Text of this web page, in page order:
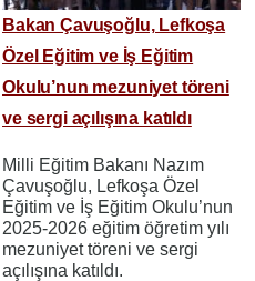
Bakan Çavuşoğlu, Lefkoşa
Özel Eğitim ve İş Eğitim
Okulu’nun mezuniyet töreni
ve sergi açılışına katıldı
Milli Eğitim Bakanı Nazım
Çavuşoğlu, Lefkoşa Özel
Eğitim ve İş Eğitim Okulu’nun
2025-2026 eğitim öğretim yılı
mezuniyet töreni ve sergi
açılışına katıldı.